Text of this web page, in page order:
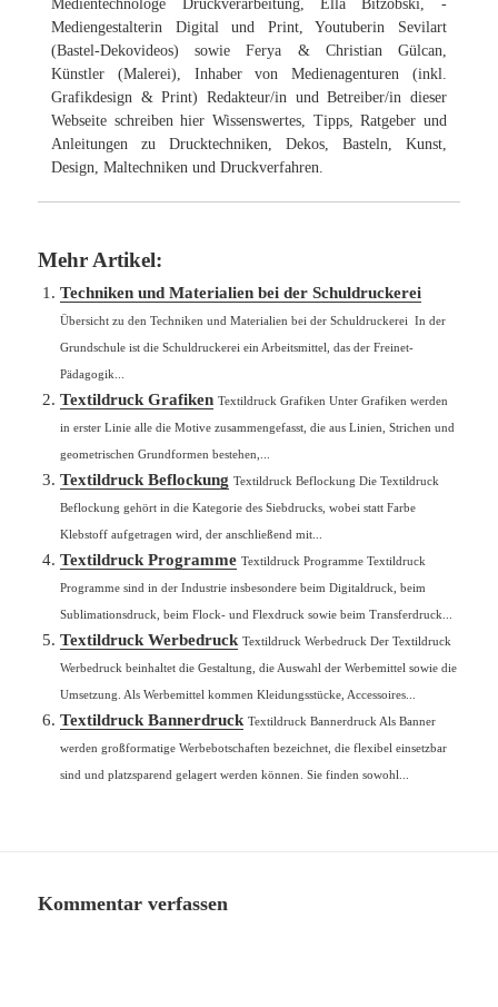
Medientechnologe Druckverarbeitung, Ella Bitzobski, -
Mediengestalterin Digital und Print, Youtuberin Sevilart
(Bastel-Dekovideos) sowie Ferya & Christian Gülcan,
Künstler (Malerei), Inhaber von Medienagenturen (inkl.
Grafikdesign & Print) Redakteur/in und Betreiber/in dieser
Webseite schreiben hier Wissenswertes, Tipps, Ratgeber und
Anleitungen zu Drucktechniken, Dekos, Basteln, Kunst,
Design, Maltechniken und Druckverfahren.
Mehr Artikel:
Techniken und Materialien bei der Schuldruckerei
Übersicht zu den Techniken und Materialien bei der Schuldruckerei In der
Grundschule ist die Schuldruckerei ein Arbeitsmittel, das der Freinet-
Pädagogik...
Textildruck Grafiken Textildruck Grafiken Unter Grafiken werden
in erster Linie alle die Motive zusammengefasst, die aus Linien, Strichen und
geometrischen Grundformen bestehen,...
Textildruck Beflockung Textildruck Beflockung Die Textildruck
Beflockung gehört in die Kategorie des Siebdrucks, wobei statt Farbe
Klebstoff aufgetragen wird, der anschließend mit...
Textildruck Programme Textildruck Programme Textildruck
Programme sind in der Industrie insbesondere beim Digitaldruck, beim
Sublimationsdruck, beim Flock- und Flexdruck sowie beim Transferdruck...
Textildruck Werbedruck Textildruck Werbedruck Der Textildruck
Werbedruck beinhaltet die Gestaltung, die Auswahl der Werbemittel sowie die
Umsetzung. Als Werbemittel kommen Kleidungsstücke, Accessoires...
Textildruck Bannerdruck Textildruck Bannerdruck Als Banner
werden großformatige Werbebotschaften bezeichnet, die flexibel einsetzbar
sind und platzsparend gelagert werden können. Sie finden sowohl...
Kommentar verfassen